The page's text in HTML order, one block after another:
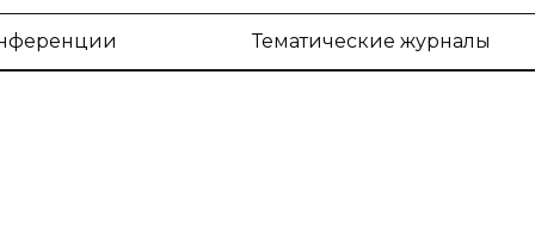
Тематические журналы